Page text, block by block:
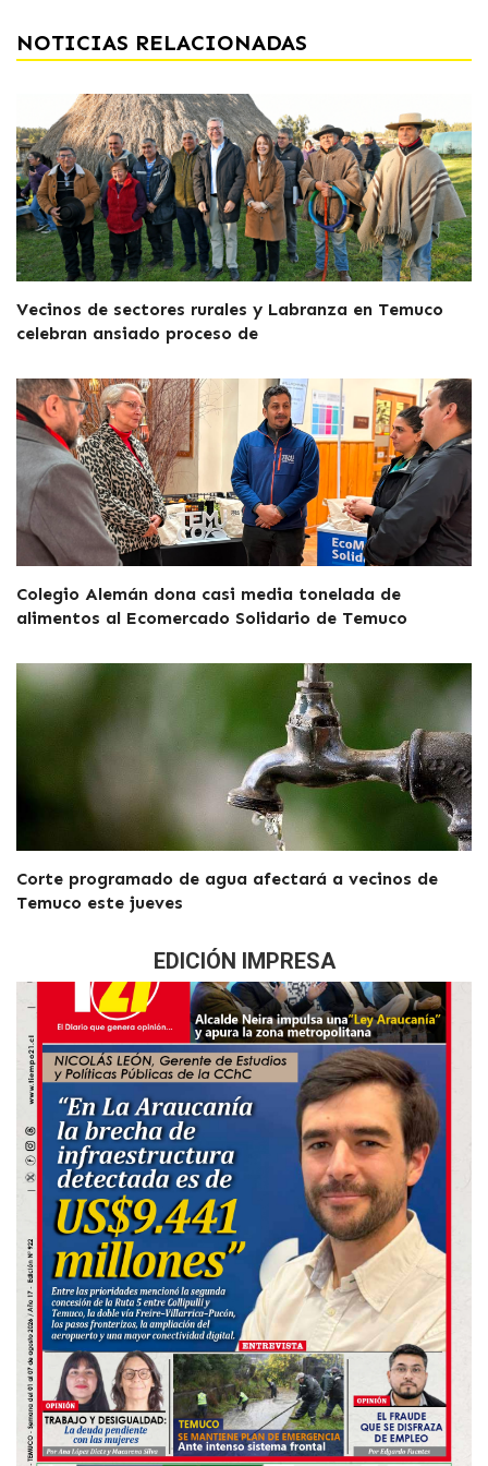
NOTICIAS RELACIONADAS
Vecinos de sectores rurales y Labranza en Temuco
celebran ansiado proceso de
Colegio Alemán dona casi media tonelada de
alimentos al Ecomercado Solidario de Temuco
Corte programado de agua afectará a vecinos de
Temuco este jueves
EDICIÓN IMPRESA